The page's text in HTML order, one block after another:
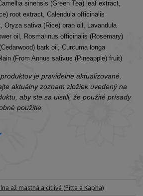
sinensis (Green Tea) leaf extract,
root extract, Calendula officinalis
Oryza sativa (Rice) bran oil, Lavandula
oil, Rosmarinus officinalis (Rosemary)
bark oil, Curcuma longa
(From Annus sativus (Pineapple) fruit)
je pravidelne aktualizované.
aktuálny zoznam zložiek uvedený na
aby ste sa uistili, že použité prísady
použitie.
až mastná a citlivá (Pitta a Kapha)